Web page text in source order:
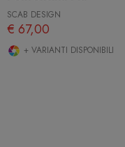
SCAB DESIGN
€ 67,00
+ VARIANTI DISPONIBILI